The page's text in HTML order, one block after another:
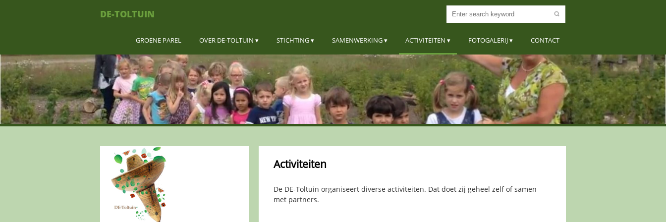
DE-TOLTUIN
GROENE PAREL OVER DE-TOLTUIN STICHTING SAMENWERKING ACTIVITEITEN FOTOGALERIJ CONTACT
Activiteiten
De DE-Toltuin organiseert diverse activiteiten. Dat doet zij geheel zelf of samen
met partners.